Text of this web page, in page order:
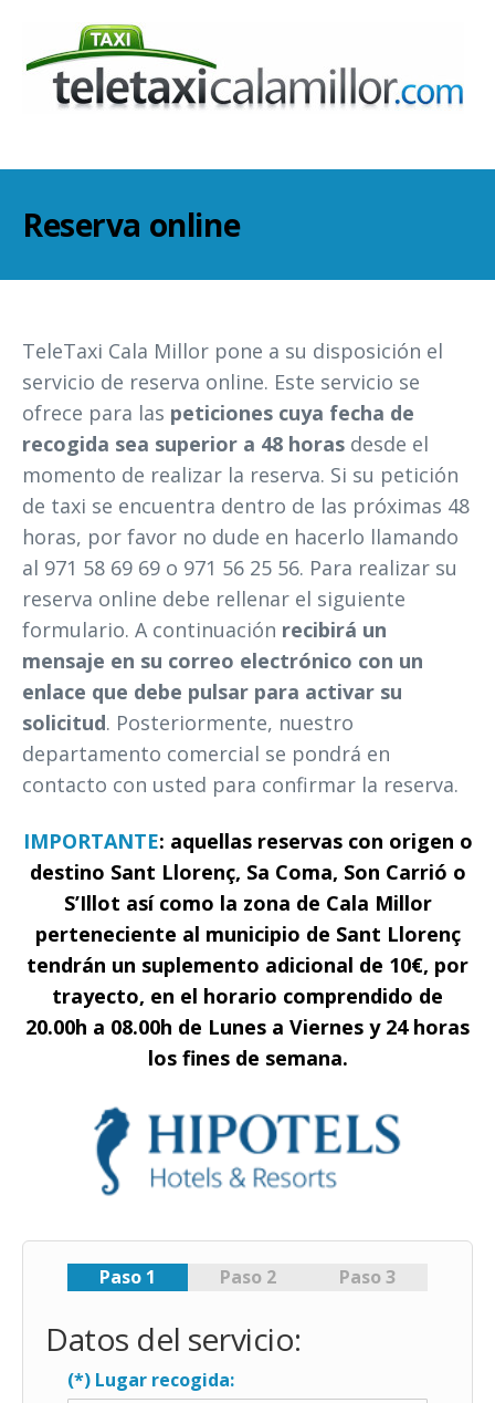
Reserva online
TeleTaxi Cala Millor pone a su disposición el
servicio de reserva online. Este servicio se
ofrece para las peticiones cuya fecha de
recogida sea superior a 48 horas desde el
momento de realizar la reserva. Si su petición
de taxi se encuentra dentro de las próximas 48
horas, por favor no dude en hacerlo llamando
al 971 58 69 69 o 971 56 25 56. Para realizar su
reserva online debe rellenar el siguiente
formulario. A continuación recibirá un
mensaje en su correo electrónico con un
enlace que debe pulsar para activar su
solicitud. Posteriormente, nuestro
departamento comercial se pondrá en
contacto con usted para confirmar la reserva.
IMPORTANTE: aquellas reservas con origen o
destino Sant Llorenç, Sa Coma, Son Carrió o
S’Illot así como la zona de Cala Millor
perteneciente al municipio de Sant Llorenç
tendrán un suplemento adicional de 10€, por
trayecto, en el horario comprendido de
20.00h a 08.00h de Lunes a Viernes y 24 horas
los fines de semana.
Paso 1 Paso 2 Paso 3
Datos del servicio:
(*) Lugar recogida: